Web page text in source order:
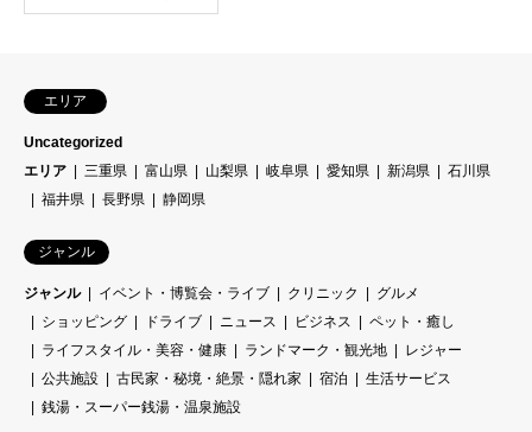
エリア
Uncategorized
エリア
三重県 富山県 山梨県 岐阜県 愛知県 新潟県
石川県
福井県
長野県 静岡県
ジャンル
ジャンル イベント・博覧会・ライブ クリニック
グルメ
ショッピング
ドライブ ニュース ビジネス
ペット・癒し
ライフスタイル・美容・健康
ランドマーク・観光地
レジャー
公共施設
古民家・秘境・絶景・隠れ家 宿泊
生活サービス
銭湯・スーパー銭湯・温泉施設